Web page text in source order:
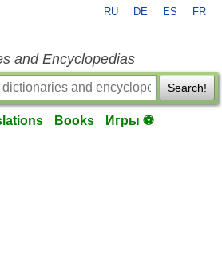
RU DE ES FR
and Encyclopedias
Search!
Books Игры ⚽